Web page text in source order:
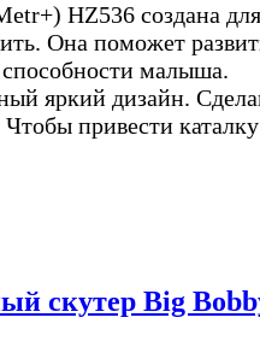
HZ536 создана для
Она поможет
малыша.
яркий дизайн.
привести
скутер Big